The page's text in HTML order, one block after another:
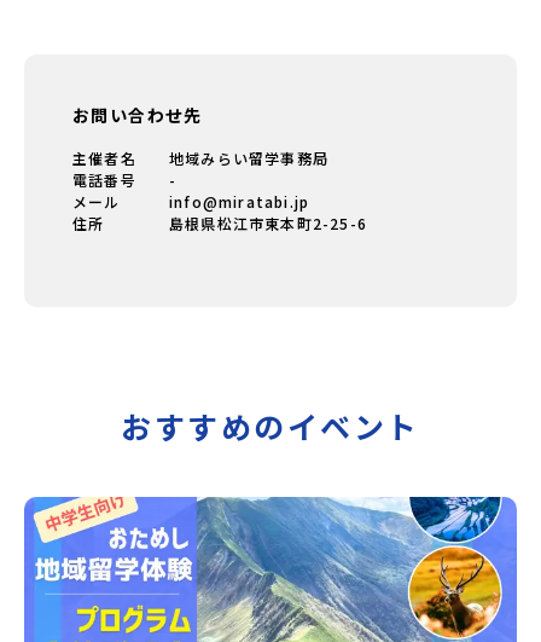
お問い合わせ先
主催者名
地域みらい留学事務局
電話番号
-
メール
info@miratabi.jp
住所
島根県松江市東本町2-25-6
おすすめのイベント